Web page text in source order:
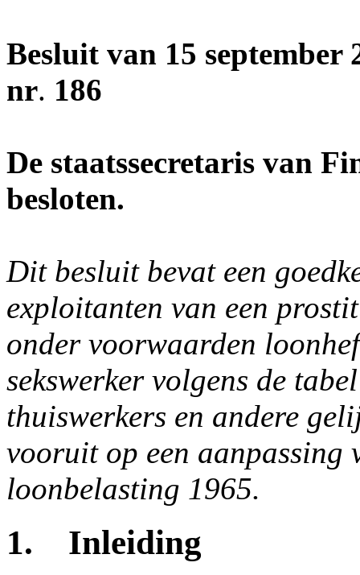
Besluit van 15 september
nr. 186
De staatssecretaris van
besloten.
Dit besluit bevat een
exploitanten van een
onder voorwaarden
sekswerker volgens de
thuiswerkers en andere
vooruit op een
loonbelasting 1965.
1. Inleiding